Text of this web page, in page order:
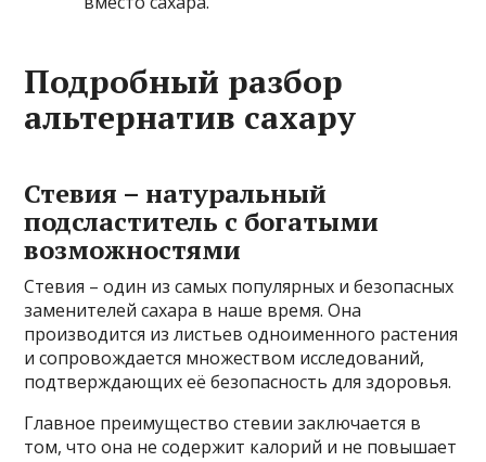
Подробный разбор
альтернатив сахару
Стевия – натуральный
подсластитель с богатыми
возможностями
Стевия – один из самых популярных и безопасных
заменителей сахара в наше время. Она
производится из листьев одноименного растения
и сопровождается множеством исследований,
подтверждающих её безопасность для здоровья.
Главное преимущество стевии заключается в
том, что она не содержит калорий и не повышает